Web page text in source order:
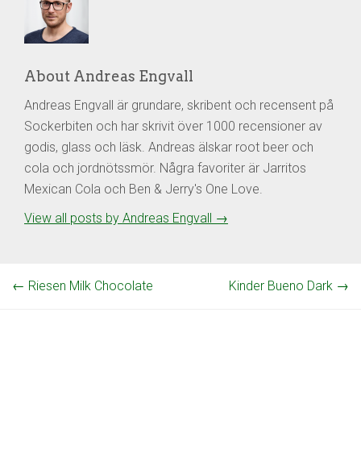
About Andreas Engvall
Andreas Engvall är grundare, skribent och recensent på
Sockerbiten och har skrivit över 1000 recensioner av
godis, glass och läsk. Andreas älskar root beer och
cola och jordnötssmör. Några favoriter är Jarritos
Mexican Cola och Ben & Jerry's One Love.
View all posts by Andreas Engvall
→
← Riesen Milk Chocolate Kinder Bueno Dark →